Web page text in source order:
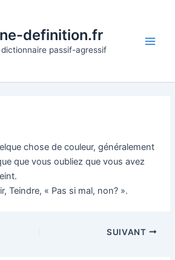
definition.fr
dictionnaire passif-agressif
chose de couleur, généralement
que vous oubliez que vous avez
Teindre, « Pas si mal, non? ».
SUIVANT